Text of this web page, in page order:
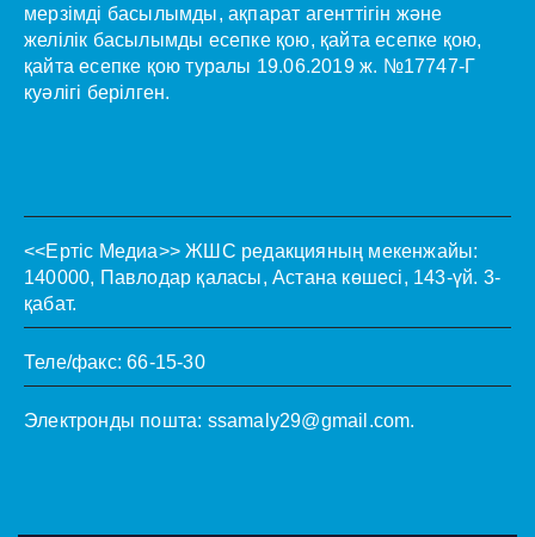
мерзімді басылымды, ақпарат агенттігін және
желілік басылымды есепке қою, қайта есепке қою,
қайта есепке қою туралы 19.06.2019 ж. №17747-Г
куәлігі берілген.
<<Ертіс Медиа>> ЖШС редакцияның мекенжайы:
140000, Павлодар қаласы, Астана көшесі, 143-үй. 3-
қабат.
Теле/факс: 66-15-30
Электронды пошта: ssamaly29@gmail.com.